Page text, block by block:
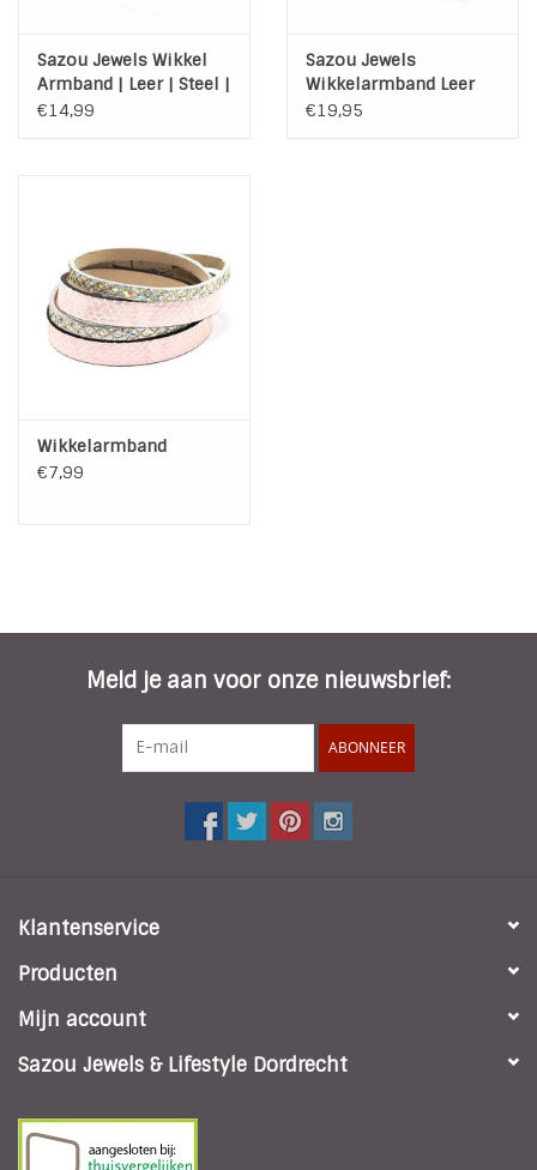
Sazou Jewels Wikkel
Armband | Leer | Steel |
White | Gold
€14,99
Sazou Jewels
Wikkelarmband Leer
met Stainless Steel
€19,95
Wikkelarmband
€7,99
Meld je aan voor onze nieuwsbrief:
ABONNEER
Klantenservice
Producten
Mijn account
Sazou Jewels & Lifestyle Dordrecht